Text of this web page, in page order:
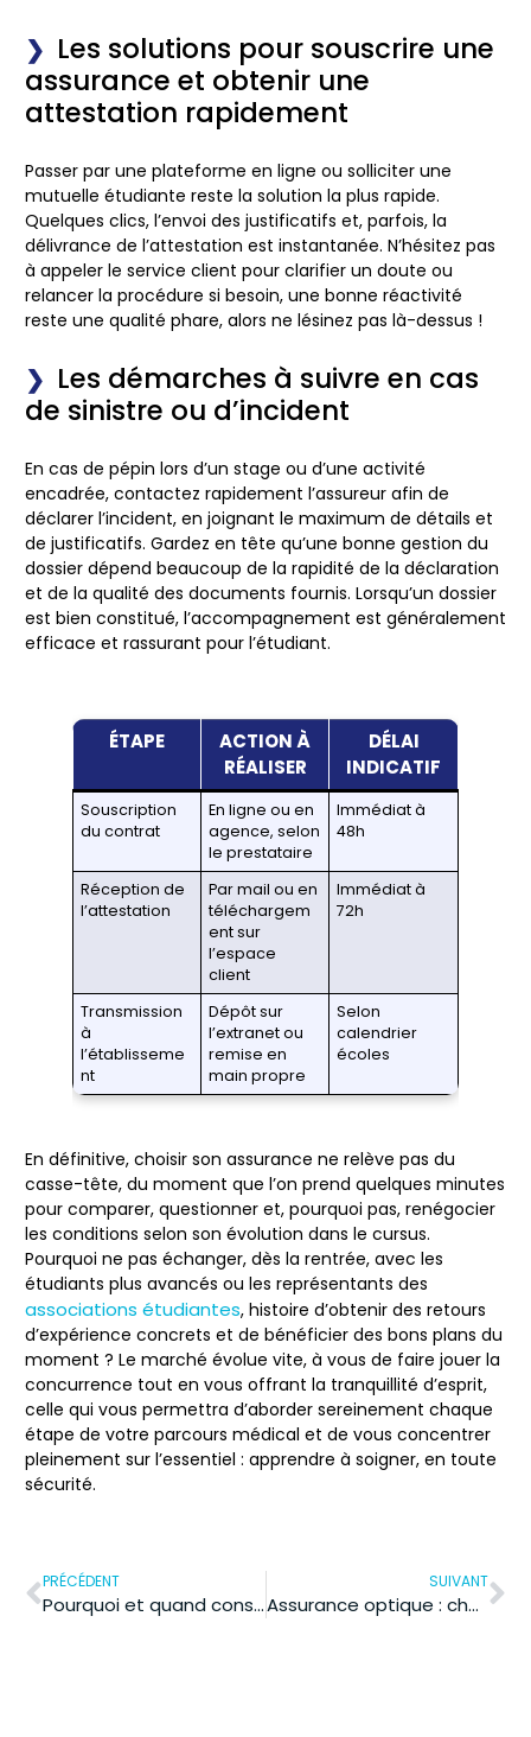
Les solutions pour souscrire une
assurance et obtenir une
attestation rapidement
Passer par une plateforme en ligne ou solliciter une
mutuelle étudiante reste la solution la plus rapide.
Quelques clics, l’envoi des justificatifs et, parfois, la
délivrance de l’attestation est instantanée. N’hésitez pas
à appeler le service client pour clarifier un doute ou
relancer la procédure si besoin, une bonne réactivité
reste une qualité phare, alors ne lésinez pas là-dessus !
Les démarches à suivre en cas
de sinistre ou d’incident
En cas de pépin lors d’un stage ou d’une activité
encadrée, contactez rapidement l’assureur afin de
déclarer l’incident, en joignant le maximum de détails et
de justificatifs. Gardez en tête qu’une bonne gestion du
dossier dépend beaucoup de la rapidité de la déclaration
et de la qualité des documents fournis. Lorsqu’un dossier
est bien constitué, l’accompagnement est généralement
efficace et rassurant pour l’étudiant.
ÉTAPE
ACTION À
RÉALISER
DÉLAI
INDICATIF
Souscription
du contrat
En ligne ou en
agence, selon
le prestataire
Immédiat à
48h
Réception de
l’attestation
Par mail ou en
téléchargem
ent sur
l’espace
client
Immédiat à
72h
Transmission
à
l’établisseme
nt
Dépôt sur
l’extranet ou
remise en
main propre
Selon
calendrier
écoles
En définitive, choisir son assurance ne relève pas du
casse-tête, du moment que l’on prend quelques minutes
pour comparer, questionner et, pourquoi pas, renégocier
les conditions selon son évolution dans le cursus.
Pourquoi ne pas échanger, dès la rentrée, avec les
étudiants plus avancés ou les représentants des
associations étudiantes, histoire d’obtenir des retours
d’expérience concrets et de bénéficier des bons plans du
moment ? Le marché évolue vite, à vous de faire jouer la
concurrence tout en vous offrant la tranquillité d’esprit,
celle qui vous permettra d’aborder sereinement chaque
étape de votre parcours médical et de vous concentrer
pleinement sur l’essentiel : apprendre à soigner, en toute
sécurité.
PRÉCÉDENT
Pourquoi et quand consommer des compléments alimentaires
SUIVANT
Assurance optique : choisir la meilleure couverture pour vos besoins et votre budget